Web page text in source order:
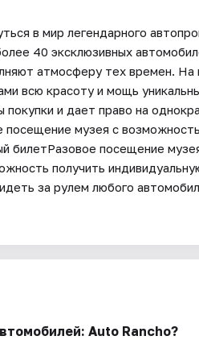
в мир легендарного
40 эксклюзивных
атмосферу тех времен. На
всю красоту и мощь
покупки и дает право на
музея с
билетРазовое посещение
получить
за рулем любого
Auto Rancho?